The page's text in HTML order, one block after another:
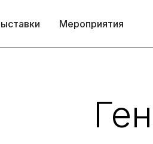
Мероприятия